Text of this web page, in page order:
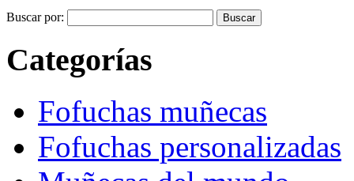
Buscar por:
Categorías
Fofuchas muñecas
Fofuchas personalizadas